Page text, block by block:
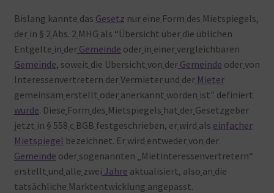
Bislang kannte das Gesetz nur eine Form des Mietspiegels,
der in § 2 Abs. 2 MHG als “Übersicht über die üblichen
Entgelte in derGemeinde oder in einervergleichbaren
Gemeinde, soweit die Übersicht von derGemeinde odervon
Interessenvertretern derVermieter und der Mieter
gemeinsam erstellt oder anerkannt worden ist” definiert
wurde. Diese Form des Mietspiegels hat der Gesetzgeber
jetzt in § 558 c BGB festgeschrieben, er wird als einfacher
Mietspiegel bezeichnet. Er wird entwedervon der
Gemeinde oder sogenannten „Mietinteressenvertretern“
erstellt und alle zwei Jahre aktualisiert, also an die
tatsächliche Marktentwicklung angepasst.